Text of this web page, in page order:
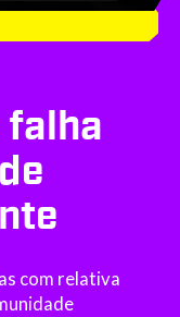
falha
com relativa